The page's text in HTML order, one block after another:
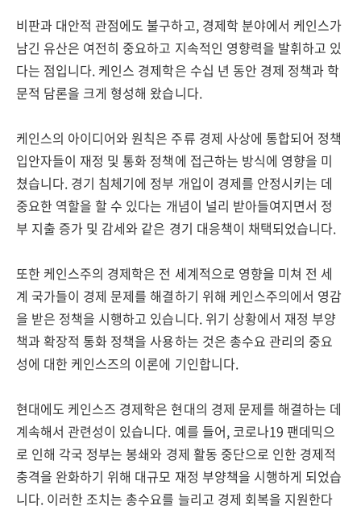
비판과 대안적 관점에도 불구하고, 경제학 분야에서 케인스가
남긴 유산은 여전히 중요하고 지속적인 영향력을 발휘하고 있
다는 점입니다. 케인스 경제학은 수십 년 동안 경제 정책과 학
문적 담론을 크게 형성해 왔습니다.
케인스의 아이디어와 원칙은 주류 경제 사상에 통합되어 정책
입안자들이 재정 및 통화 정책에 접근하는 방식에 영향을 미
쳤습니다. 경기 침체기에 정부 개입이 경제를 안정시키는 데
중요한 역할을 할 수 있다는 개념이 널리 받아들여지면서 정
부 지출 증가 및 감세와 같은 경기 대응책이 채택되었습니다.
또한 케인스주의 경제학은 전 세계적으로 영향을 미쳐 전 세
계 국가들이 경제 문제를 해결하기 위해 케인스주의에서 영감
을 받은 정책을 시행하고 있습니다. 위기 상황에서 재정 부양
책과 확장적 통화 정책을 사용하는 것은 총수요 관리의 중요
성에 대한 케인스즈의 이론에 기인합니다.
현대에도 케인스즈 경제학은 현대의 경제 문제를 해결하는 데
계속해서 관련성이 있습니다. 예를 들어, 코로나19 팬데믹으
로 인해 각국 정부는 봉쇄와 경제 활동 중단으로 인한 경제적
충격을 완화하기 위해 대규모 재정 부양책을 시행하게 되었습
니다. 이러한 조치는 총수요를 늘리고 경제 회복을 지원한다